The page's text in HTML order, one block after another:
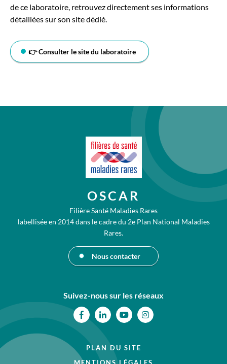
de ce laboratoire, retrouvez directement ses informations
détaillées sur son site dédié.
👉 Consulter le site du laboratoire
OSCAR
Filière Santé Maladies Rares
labellisée en 2014 dans le cadre du 2e Plan National Maladies
Rares.
Nous contacter
Suivez-nous sur les réseaux
FacebookLinkedin
PLAN DU SITE